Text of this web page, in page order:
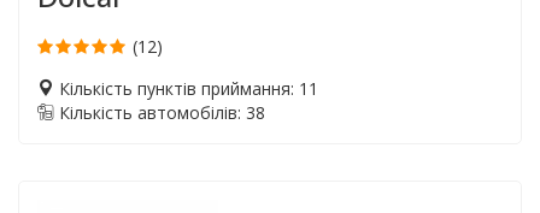
(12)
Кількість пунктів приймання: 11
Кількість автомобілів: 38